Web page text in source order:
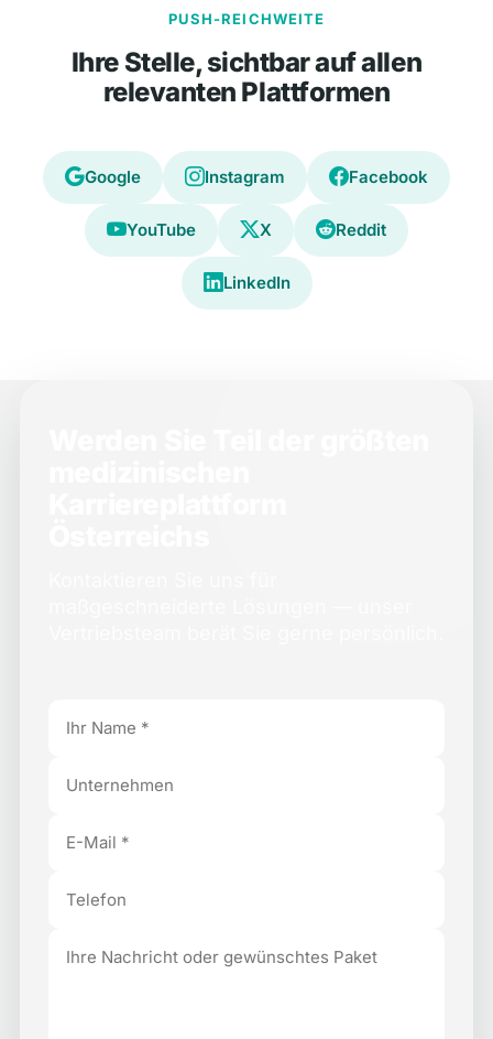
PUSH-REICHWEITE
Ihre Stelle, sichtbar auf allen
relevanten Plattformen
Google Instagram Facebook
YouTube X Reddit
LinkedIn